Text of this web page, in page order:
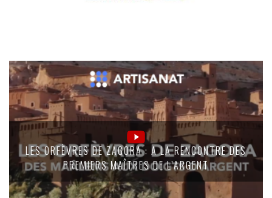
LES ORFÈVRES DE ZAGORA : A LA RENCONTRE DES
PREMIERS MAÎTRES DE L’ARGENT